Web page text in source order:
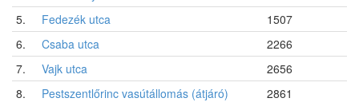
5.
Fedezék utca
1507
6.
Csaba utca
2266
7.
Vajk utca
2656
8.
Pestszentlőrinc vasútállomás (átjáró)
2861